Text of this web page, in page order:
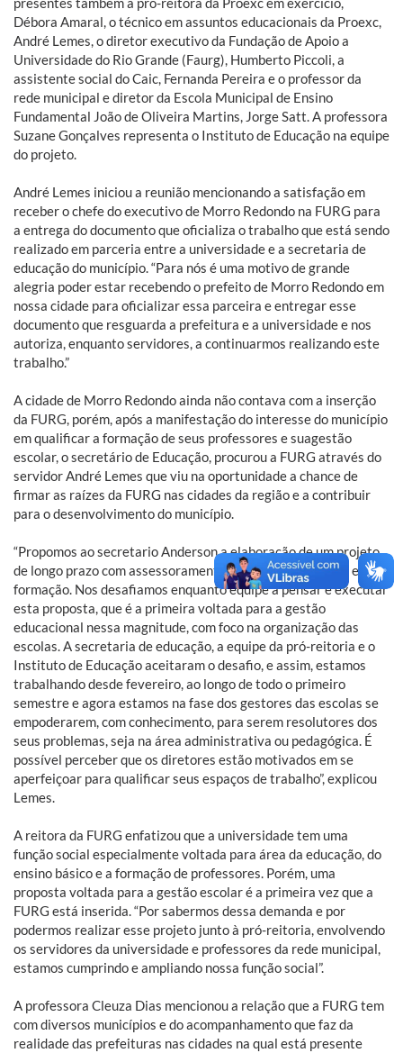
Débora Amaral, o técnico em assuntos educacionais da Proexc,
André Lemes, o diretor executivo da Fundação de Apoio a
Universidade do Rio Grande (Faurg), Humberto Piccoli, a
assistente social do Caic, Fernanda Pereira e o professor da
rede municipal e diretor da Escola Municipal de Ensino
Fundamental João de Oliveira Martins, Jorge Satt. A professora
Suzane Gonçalves representa o Instituto de Educação na equipe
do projeto.
André Lemes iniciou a reunião mencionando a satisfação em
receber o chefe do executivo de Morro Redondo na FURG para
a entrega do documento que oficializa o trabalho que está sendo
realizado em parceria entre a universidade e a secretaria de
educação do município. “Para nós é uma motivo de grande
alegria poder estar recebendo o prefeito de Morro Redondo em
nossa cidade para oficializar essa parceira e entregar esse
documento que resguarda a prefeitura e a universidade e nos
autoriza, enquanto servidores, a continuarmos realizando este
trabalho.”
A cidade de Morro Redondo ainda não contava com a inserção
da FURG, porém, após a manifestação do interesse do município
em qualificar a formação de seus professores e suagestão
escolar, o secretário de Educação, procurou a FURG através do
servidor André Lemes que viu na oportunidade a chance de
firmar as raízes da FURG nas cidades da região e a contribuir
para o desenvolvimento do município.
“Propomos ao secretario Anderson a elaboração de um projeto
de longo prazo com assessoramento, organização, gestão e
formação. Nos desafiamos enquanto equipe a pensar e executar
esta proposta, que é a primeira voltada para a gestão
educacional nessa magnitude, com foco na organização das
escolas. A secretaria de educação, a equipe da pró-reitoria e o
Instituto de Educação aceitaram o desafio, e assim, estamos
trabalhando desde fevereiro, ao longo de todo o primeiro
semestre e agora estamos na fase dos gestores das escolas se
empoderarem, com conhecimento, para serem resolutores dos
seus problemas, seja na área administrativa ou pedagógica. É
possível perceber que os diretores estão motivados em se
aperfeiçoar para qualificar seus espaços de trabalho”, explicou
Lemes.
A reitora da FURG enfatizou que a universidade tem uma
função social especialmente voltada para área da educação, do
ensino básico e a formação de professores. Porém, uma
proposta voltada para a gestão escolar é a primeira vez que a
FURG está inserida. “Por sabermos dessa demanda e por
podermos realizar esse projeto junto à pró-reitoria, envolvendo
os servidores da universidade e professores da rede municipal,
estamos cumprindo e ampliando nossa função social”.
A professora Cleuza Dias mencionou a relação que a FURG tem
com diversos municípios e do acompanhamento que faz da
realidade das prefeituras nas cidades na qual está presente